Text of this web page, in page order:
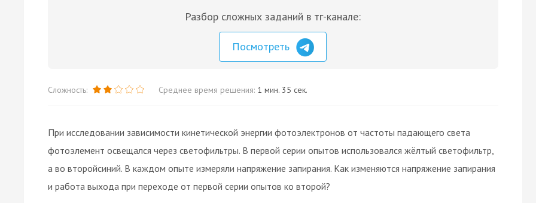
Разбор сложных заданий в тг-канале:
Посмотреть
Сложность: Среднее время решения: 1 мин. 35 сек.
При исследовании зависимости кинетической энергии фотоэлектронов от частоты падающего света
фотоэлемент освещался через светофильтры. В первой серии опытов использовался жёлтый светофильтр,
а во второйсиний. В каждом опыте измеряли напряжение запирания. Как изменяются напряжение запирания
и работа выхода при переходе от первой серии опытов ко второй?